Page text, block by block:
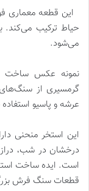
این قطعه معماری
حیاط ترکیب می‌کند.
می‌شود.
نمونه عکس ساخت
گرمسیری از
عرشه و پاسیو
این استخر منحنی
درخشان در شب،
است. ایده ساخت
قطعات سنگ فرش